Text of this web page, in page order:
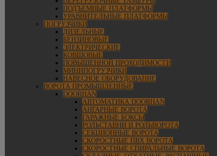
ПОДЪЕМНЫЕ ПЛАТФОРМЫ
УРАВНИТЕЛЬНЫЕ ПЛАТФОРМЫ
ПОГРУЗЧИКИ
ДИЗЕЛЬНЫЕ
БЕНЗИНОВЫЕ
ЭЛЕКТРИЧЕСКИЕ
КОВШОВЫЕ
ПОВЫШЕННОЙ ПРОХОДИМОСТИ
МИНИПОГРУЗЧИКИ
НАВЕСНОЕ ОБОРУДОВАНИЕ
ВОРОТА ПРОМЫШЛЕННЫЕ
DOORHAN
АВТОМАТИКА DOORHAN
АНГАРНЫЕ ВОРОТА
ГАРАЖНЫЕ БОКСЫ
РОЛЬСТАВНИ И РОЛЬВОРОТА
СЕКЦИОННЫЕ ВОРОТА
СКОРОСТНЫЕ ПВХ ВОРОТА
СКОРОСТНЫЕ СПИРАЛЬНЫЕ ВОРОТА